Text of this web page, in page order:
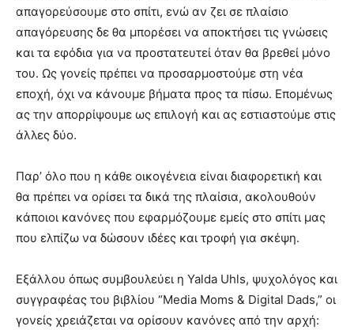
απαγορεύσουμε στο σπίτι, ενώ αν ζει σε πλαίσιο
απαγόρευσης δε θα μπορέσει να αποκτήσει τις γνώσεις
και τα εφόδια για να προστατευτεί όταν θα βρεθεί μόνο
του. Ως γονείς πρέπει να προσαρμοστούμε στη νέα
εποχή, όχι να κάνουμε βήματα προς τα πίσω. Επομένως
ας την απορρίψουμε ως επιλογή και ας εστιαστούμε στις
άλλες δύο.
Παρ’ όλο που η κάθε οικογένεια είναι διαφορετική και
θα πρέπει να ορίσει τα δικά της πλαίσια, ακολουθούν
κάποιοι κανόνες που εφαρμόζουμε εμείς στο σπίτι μας
που ελπίζω να δώσουν ιδέες και τροφή για σκέψη.
Εξάλλου όπως συμβουλεύει η Yalda Uhls, ψυχολόγος και
συγγραφέας του βιβλίου “Media Moms & Digital Dads,” οι
γονείς χρειάζεται να ορίσουν κανόνες από την αρχή: